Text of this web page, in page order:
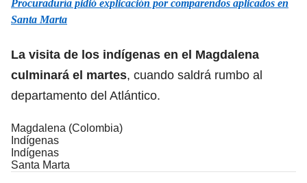
Procuraduría pidió explicación por comparendos aplicados en
Santa Marta
La visita de los indígenas en el Magdalena
culminará el martes, cuando saldrá rumbo al
departamento del Atlántico.
Magdalena (Colombia)
Indígenas
Indígenas
Santa Marta